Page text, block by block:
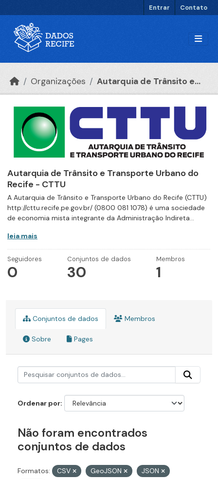
Entrar Contato
Organizações Autarquia de Trânsito e...
Autarquia de Trânsito e Transporte Urbano do
Recife - CTTU
A Autarquia de Trânsito e Transporte Urbano do Recife (CTTU)
http://cttu.recife.pe.gov.br/ (0800 081 1078) é uma sociedade
de economia mista integrante da Administração Indireta...
leia mais
Seguidores
0
Conjuntos de dados
30
Membros
1
Conjuntos de dados Membros
Sobre Pages
Ordenar por
Não foram encontrados
conjuntos de dados
Formatos: CSV GeoJSON
JSON